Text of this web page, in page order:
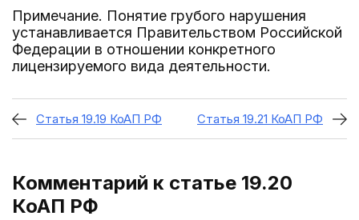
Примечание. Понятие грубого нарушения
устанавливается Правительством Российской
Федерации в отношении конкретного
лицензируемого вида деятельности.
Статья 19.19 КоАП РФ Статья 19.21 КоАП РФ
Комментарий к статье 19.20
КоАП РФ